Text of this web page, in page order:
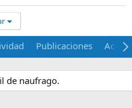
Publicaciones Acerca
de naufrago.